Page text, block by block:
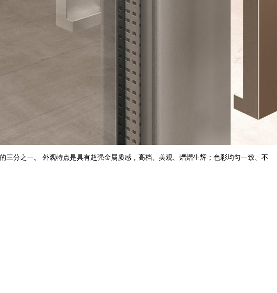
分之一。 外观特点是具有超强金属质感，高档、美观、熠熠生辉；色彩均匀一致、不